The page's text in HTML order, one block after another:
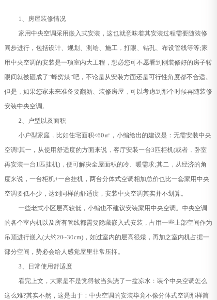
1、房屋装修情况
家用中央空调采用嵌入式安装，这也就意味着其安装过程需要随装修
同步进行，包括设计、规划、测绘、施工，打眼、钻孔、布设管线等等;家
用中央空调的安装是一项室内大工程，想必您可不愿看到刚装修好的房子转
眼间就被砸成了“蜂窝煤”吧，不论是从安装方面还是可行性角度都不合适。
但是，如果您家未来准备要翻新、装修房屋，可以考虑到那个时候再随装修
安装中央空调。
2、户型以及面积
小户型家庭，比如住宅面积<60㎡，小编给出的建议是：无需安装中央
空调!其一，从使用舒适度的方面来说，客厅安装一台3匹柜机(或者，卧室
再安装一台1匹挂机)，便可解决全屋面积的冷、暖需求;其二，从经济的角
度来说，一台柜机+一台挂机，两台分体式空调相加总价也比一套家用中央
空调要低不少，达到同样的舒适度，安装中央空调其实并不划算。
一些老式小区层高较低，小编也不建议安装家用中央空调。中央空调
的各个室内机以及所有管线都需要隐藏嵌入式安装，占用一些上部空间作为
吊顶进行嵌入(大约20~30cm)，如过室内的层高很矮，再加之室内机占据一
部分空间，势必会给人感觉屋里非常压抑。
3、日常使用舒适度
看完上文，大家是不是觉得被当头浇了一盆凉水：装个中央空调怎么
这么难?其实不然，这是由于：中央空调的安装毕竟不像分体式空调那样简